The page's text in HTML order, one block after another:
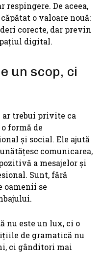
De aceea,
o valoare nouă:
corecte, dar previn
digital.
un scop, ci
trebui privite ca
formă de
și social. Ele ajută
comunicarea,
a mesajelor și
Sunt, fără
oamenii se
nu este un lux, ci o
de gramatică nu
ci gânditori mai